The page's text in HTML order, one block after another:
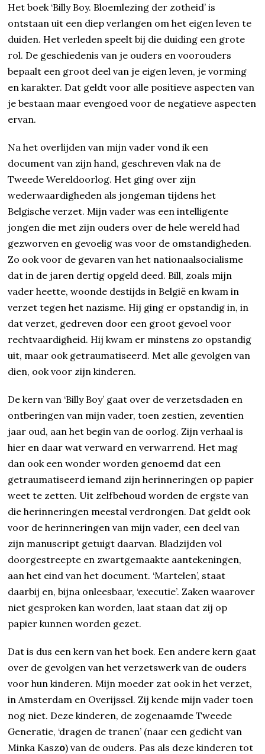
Het boek ‘Billy Boy. Bloemlezing der zotheid’ is
ontstaan uit een diep verlangen om het eigen leven te
duiden. Het verleden speelt bij die duiding een grote
rol. De geschiedenis van je ouders en voorouders
bepaalt een groot deel van je eigen leven, je vorming
en karakter. Dat geldt voor alle positieve aspecten van
je bestaan maar evengoed voor de negatieve aspecten
ervan.
Na het overlijden van mijn vader vond ik een
document van zijn hand, geschreven vlak na de
Tweede Wereldoorlog. Het ging over zijn
wederwaardigheden als jongeman tijdens het
Belgische verzet. Mijn vader was een intelligente
jongen die met zijn ouders over de hele wereld had
gezworven en gevoelig was voor de omstandigheden.
Zo ook voor de gevaren van het nationaalsocialisme
dat in de jaren dertig opgeld deed. Bill, zoals mijn
vader heette, woonde destijds in België en kwam in
verzet tegen het nazisme. Hij ging er opstandig in, in
dat verzet, gedreven door een groot gevoel voor
rechtvaardigheid. Hij kwam er minstens zo opstandig
uit, maar ook getraumatiseerd. Met alle gevolgen van
dien, ook voor zijn kinderen.
De kern van ‘Billy Boy’ gaat over de verzetsdaden en
ontberingen van mijn vader, toen zestien, zeventien
jaar oud, aan het begin van de oorlog. Zijn verhaal is
hier en daar wat verward en verwarrend. Het mag
dan ook een wonder worden genoemd dat een
getraumatiseerd iemand zijn herinneringen op papier
weet te zetten. Uit zelfbehoud worden de ergste van
die herinneringen meestal verdrongen. Dat geldt ook
voor de herinneringen van mijn vader, een deel van
zijn manuscript getuigt daarvan. Bladzijden vol
doorgestreepte en zwartgemaakte aantekeningen,
aan het eind van het document. ‘Martelen’, staat
daarbij en, bijna onleesbaar, ‘executie’. Zaken waarover
niet gesproken kan worden, laat staan dat zij op
papier kunnen worden gezet.
Dat is dus een kern van het boek. Een andere kern gaat
over de gevolgen van het verzetswerk van de ouders
voor hun kinderen. Mijn moeder zat ook in het verzet,
in Amsterdam en Overijssel. Zij kende mijn vader toen
nog niet. Deze kinderen, de zogenaamde Tweede
Generatie, ‘dragen de tranen’ (naar een gedicht van
Minka Kaszo) van de ouders. Pas als deze kinderen tot